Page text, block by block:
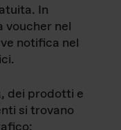
In
voucher nel
notifica nel
, dei prodotti e
si trovano